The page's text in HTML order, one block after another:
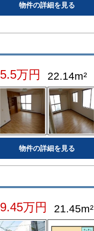
物件の詳細を見る
5.5万円 22.14m²
物件の詳細を見る
9.45万円 21.45m²